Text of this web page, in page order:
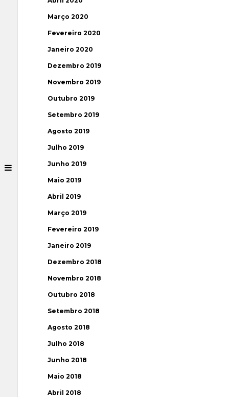
Março 2020
Fevereiro 2020
Janeiro 2020
Dezembro 2019
Novembro 2019
Outubro 2019
Setembro 2019
Agosto 2019
Julho 2019
Junho 2019
Maio 2019
Abril 2019
Março 2019
Fevereiro 2019
Janeiro 2019
Dezembro 2018
Novembro 2018
Outubro 2018
Setembro 2018
Agosto 2018
Julho 2018
Junho 2018
Maio 2018
Abril 2018